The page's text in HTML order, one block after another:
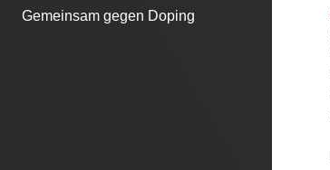
Gemeinsam gegen Doping